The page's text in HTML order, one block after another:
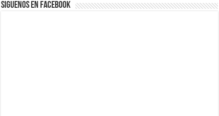
Siguenos en Facebook